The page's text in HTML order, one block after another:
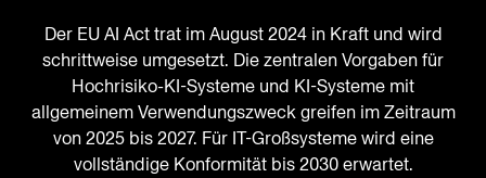
Der EU AI Act trat im August 2024 in Kraft und wird
schrittweise umgesetzt. Die zentralen Vorgaben für
Hochrisiko-KI-Systeme und KI-Systeme mit
allgemeinem Verwendungszweck greifen im Zeitraum
von 2025 bis 2027. Für IT-Großsysteme wird eine
vollständige Konformität bis 2030 erwartet.